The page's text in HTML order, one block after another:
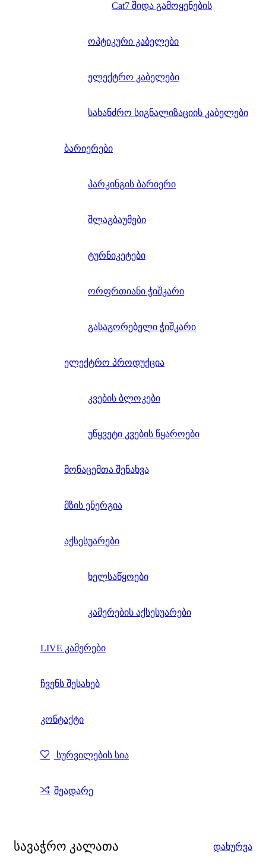
Cat7 შიდა გამოყენების
ოპტიკური კაბელები
ელექტრო კაბელები
სახანძრო სიგნალიზაციის კაბელები
ბარიერები
პარკინგის ბარიერი
შლაგბაუმები
ტურნიკეტები
ორფრთიანი ჭიშკარი
გასაგორებელი ჭიშკარი
ელექტრო პროდუქცია
კვების ბლოკები
უწყვეტი კვების წყაროები
მონაცემთა შენახვა
მზის ენერგია
აქსესუარები
ხელსაწყოები
კამერების აქსესუარები
LIVE კამერები
ჩვენს შესახებ
კონტაქტი
სურვილების სია
შეადარე
სავაჭრო კალათა დახურვა